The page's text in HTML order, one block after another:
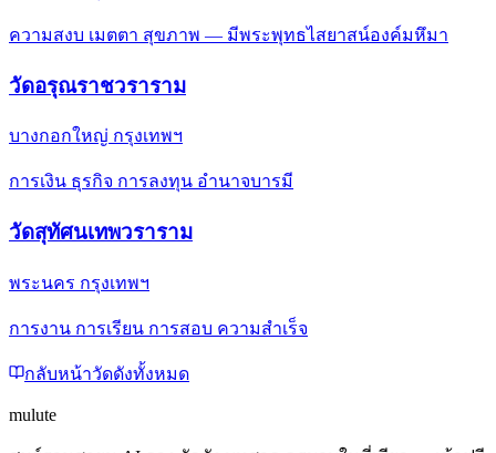
ความสงบ เมตตา สุขภาพ — มีพระพุทธไสยาสน์องค์มหึมา
วัดอรุณราชวราราม
บางกอกใหญ่ กรุงเทพฯ
การเงิน ธุรกิจ การลงทุน อำนาจบารมี
วัดสุทัศนเทพวราราม
พระนคร กรุงเทพฯ
การงาน การเรียน การสอบ ความสำเร็จ
กลับหน้าวัดดังทั้งหมด
mulute